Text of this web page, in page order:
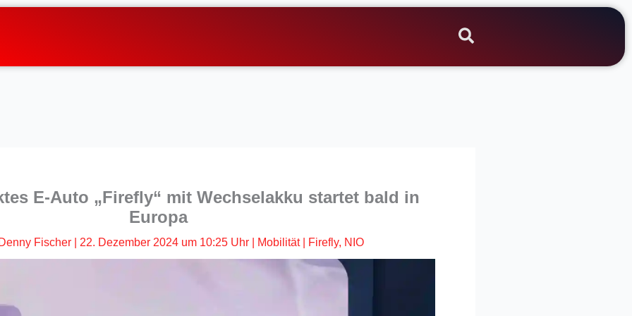
E-Auto „Firefly“ mit Wechselakku startet bald in
Europa
Denny Fischer 22. Dezember 2024 um 10:25 Uhr Mobilität| Firefly, NIO